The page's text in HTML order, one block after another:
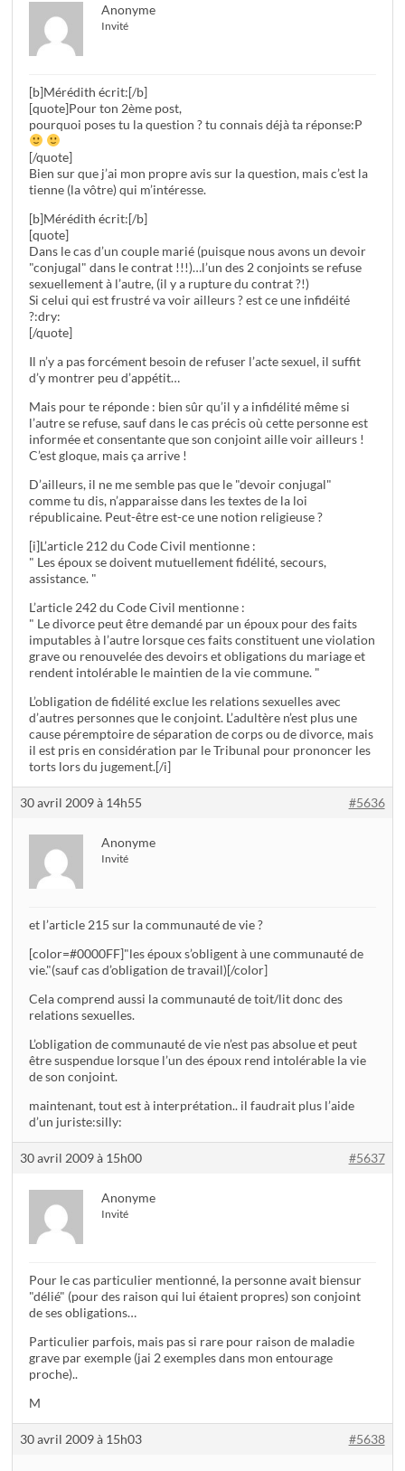
Anonyme
Invité
[b]Mérédith écrit:[/b]
[quote]Pour ton 2ème post,
pourquoi poses tu la question ? tu connais déjà ta réponse:P
[/quote]
Bien sur que j’ai mon propre avis sur la question, mais c’est la
tienne (la vôtre) qui m’intéresse.
[b]Mérédith écrit:[/b]
[quote]
Dans le cas d’un couple marié (puisque nous avons un devoir
"conjugal" dans le contrat !!!)…l’un des 2 conjoints se refuse
sexuellement à l’autre, (il y a rupture du contrat ?!)
Si celui qui est frustré va voir ailleurs ? est ce une infidéité
?:dry:
[/quote]
Il n’y a pas forcément besoin de refuser l’acte sexuel, il suffit
d’y montrer peu d’appétit…
Mais pour te réponde : bien sûr qu’il y a infidélité même si
l’autre se refuse, sauf dans le cas précis où cette personne est
informée et consentante que son conjoint aille voir ailleurs !
C’est gloque, mais ça arrive !
D’ailleurs, il ne me semble pas que le "devoir conjugal"
comme tu dis, n’apparaisse dans les textes de la loi
républicaine. Peut-être est-ce une notion religieuse ?
[i]L’article 212 du Code Civil mentionne :
" Les époux se doivent mutuellement fidélité, secours,
assistance. "
L’article 242 du Code Civil mentionne :
" Le divorce peut être demandé par un époux pour des faits
imputables à l’autre lorsque ces faits constituent une violation
grave ou renouvelée des devoirs et obligations du mariage et
rendent intolérable le maintien de la vie commune. "
L’obligation de fidélité exclue les relations sexuelles avec
d’autres personnes que le conjoint. L’adultère n’est plus une
cause péremptoire de séparation de corps ou de divorce, mais
il est pris en considération par le Tribunal pour prononcer les
torts lors du jugement.[/i]
30 avril 2009 à 14h55 #5636
Anonyme
Invité
et l’article 215 sur la communauté de vie ?
[color=#0000FF]"les époux s’obligent à une communauté de
vie."(sauf cas d’obligation de travail)[/color]
Cela comprend aussi la communauté de toit/lit donc des
relations sexuelles.
L’obligation de communauté de vie n’est pas absolue et peut
être suspendue lorsque l’un des époux rend intolérable la vie
de son conjoint.
maintenant, tout est à interprétation.. il faudrait plus l’aide
d’un juriste:silly:
30 avril 2009 à 15h00 #5637
Anonyme
Invité
Pour le cas particulier mentionné, la personne avait biensur
"délié" (pour des raison qui lui étaient propres) son conjoint
de ses obligations…
Particulier parfois, mais pas si rare pour raison de maladie
grave par exemple (jai 2 exemples dans mon entourage
proche)..
M
30 avril 2009 à 15h03 #5638